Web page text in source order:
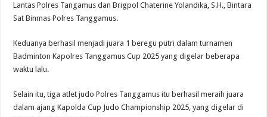
Lantas Polres Tangamus dan Brigpol Chaterine Yolandika, S.H., Bintara
Sat Binmas Polres Tanggamus.
Keduanya berhasil menjadi juara 1 beregu putri dalam turnamen
Badminton Kapolres Tanggamus Cup 2025 yang digelar beberapa
waktu lalu.
Selain itu, tiga atlet judo Polres Tanggamus itu berhasil meraih juara
dalam ajang Kapolda Cup Judo Championship 2025, yang digelar di